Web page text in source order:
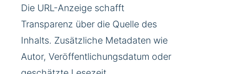
Die URL-Anzeige schafft
Transparenz über die Quelle des
Inhalts. Zusätzliche Metadaten wie
Autor, Veröffentlichungsdatum oder